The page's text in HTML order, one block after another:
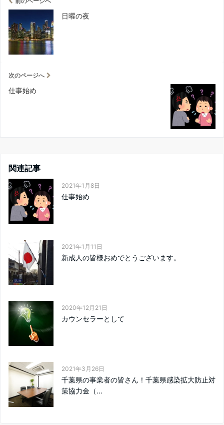
日曜の夜
次のページへ
仕事始め
関連記事
2021年1月8日
仕事始め
2021年1月11日
新成人の皆様おめでとうございます。
2020年12月21日
カウンセラーとして
2021年3月26日
千葉県の事業者の皆さん！千葉県感染拡大防止対
策協力金（...